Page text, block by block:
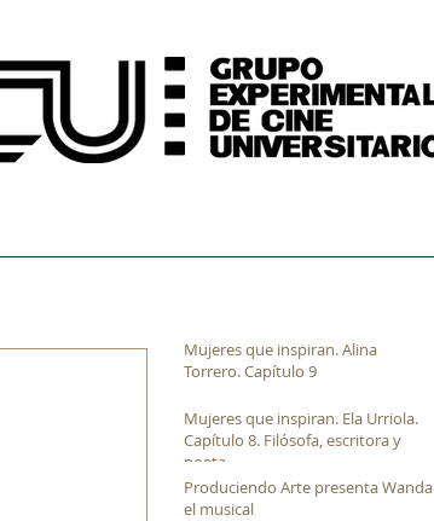
Mujeres que inspiran. Alina
Torrero. Capítulo 9
Mujeres que inspiran. Ela Urriola.
Capítulo 8. Filósofa, escritora y
poeta
Produciendo Arte presenta Wanda
el musical